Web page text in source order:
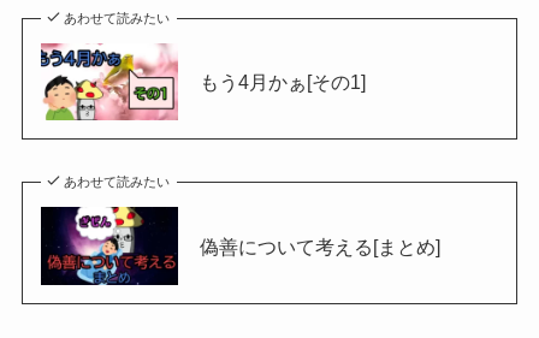
あわせて読みたい
もう4月かぁ[その1]
あわせて読みたい
偽善について考える[まとめ]